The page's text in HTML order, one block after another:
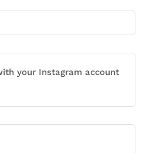
your Instagram account